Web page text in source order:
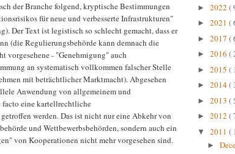
der Branche folgend, kryptische Bestimmungen
für neue und verbesserte Infrastrukturen"
Der Text ist legistisch so schlecht gemacht, dass er
(die Regulierungsbehörde kann demnach die
vorgesehene - "Genehmigung" auch
an systematisch vollkommen falscher Stelle
mit beträchtlicher Marktmacht). Abgesehen
Anwendung von allgemeinem und
facto eine kartellrechtliche
werden. Das ist nicht nur eine Abkehr von
und Wettbewerbsbehörden, sondern auch ein
von Kooperationen nicht mehr vorgesehen sind.
► 2022 (
► 2021 (
► 2017 (
► 2016 (
► 2015 (
► 2014(
► 2013 (
► 2012 (
▼ 2011 (
►